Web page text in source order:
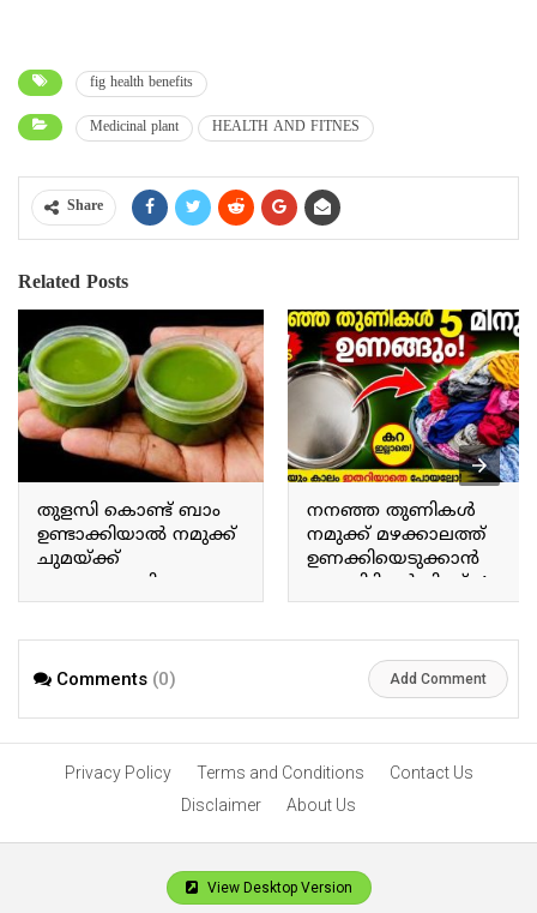
fig health benefits
Medicinal plant HEALTH AND FITNES
Share
Related Posts
തുളസി കൊണ്ട് ബാം
ഉണ്ടാക്കിയാൽ നമുക്ക്
ചുമയ്ക്ക്
ജലദോഷത്തിനും
ഇതൊരു പരിഹാരം
a remedy for coughs and
നനഞ്ഞ തുണികൾ
നമുക്ക് മഴക്കാലത്ത്
ഉണക്കിയെടുക്കാൻ
ഒരു കിടിലൻ ട്രിക്ക്. A
great trick to dry wet
Comments (0) Add Comment
Privacy Policy Terms and Conditions
Contact Us
Disclaimer
About Us
View Desktop Version